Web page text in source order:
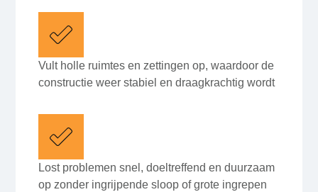
Vult holle ruimtes en zettingen op, waardoor de
constructie weer stabiel en draagkrachtig wordt
Lost problemen snel, doeltreffend en duurzaam
op zonder ingrijpende sloop of grote ingrepen